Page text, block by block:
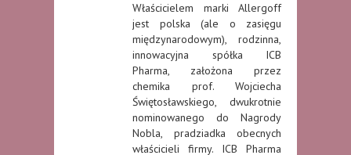
Właścicielem marki Allergoff
jest polska (ale o zasięgu
międzynarodowym), rodzinna,
innowacyjna spółka ICB
Pharma, założona przez
chemika prof. Wojciecha
Świętosławskiego, dwukrotnie
nominowanego do Nagrody
Nobla, pradziadka obecnych
właścicieli firmy. ICB Pharma